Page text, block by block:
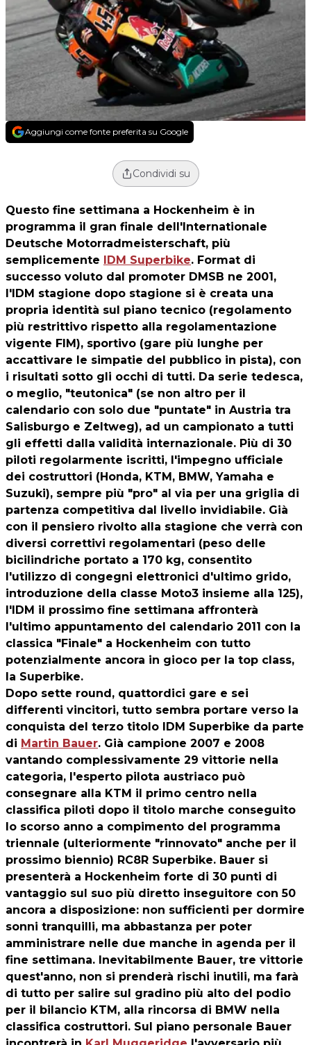
Aggiungi come fonte preferita su Google
Condividi su
Questo fine settimana a Hockenheim è in
programma il gran finale dell'Internationale
Deutsche Motorradmeisterschaft, più
semplicemente
IDM Superbike. Format di
successo voluto dal promoter DMSB ne 2001,
l'IDM stagione dopo stagione si è creata una
propria identità sul piano tecnico (regolamento
più restrittivo rispetto alla regolamentazione
vigente FIM), sportivo (gare più lunghe per
accattivare le simpatie del pubblico in pista), con
i risultati sotto gli occhi di tutti. Da serie tedesca,
o meglio, "teutonica" (se non altro per il
calendario con solo due "puntate" in Austria tra
Salisburgo e Zeltweg), ad un campionato a tutti
gli effetti dalla validità internazionale. Più di 30
piloti regolarmente iscritti, l'impegno ufficiale
dei costruttori (Honda, KTM, BMW, Yamaha e
Suzuki), sempre più "pro" al via per una griglia di
partenza competitiva dal livello invidiabile. Già
con il pensiero rivolto alla stagione che verrà con
diversi correttivi regolamentari (peso delle
bicilindriche portato a 170 kg, consentito
l'utilizzo di congegni elettronici d'ultimo grido,
introduzione della classe Moto3 insieme alla 125),
l'IDM il prossimo fine settimana affronterà
l'ultimo appuntamento del calendario 2011 con la
classica "Finale" a Hockenheim con tutto
potenzialmente ancora in gioco per la top class,
la Superbike.
Dopo sette round, quattordici gare e sei
differenti vincitori, tutto sembra portare verso la
conquista del terzo titolo IDM Superbike da parte
di Martin Bauer. Già campione 2007 e 2008
vantando complessivamente 29 vittorie nella
categoria, l'esperto pilota austriaco può
consegnare alla KTM il primo centro nella
classifica piloti dopo il titolo marche conseguito
lo scorso anno a compimento del programma
triennale (ulteriormente "rinnovato" anche per il
prossimo biennio) RC8R Superbike. Bauer si
presenterà a Hockenheim forte di 30 punti di
vantaggio sul suo più diretto inseguitore con 50
ancora a disposizione: non sufficienti per dormire
sonni tranquilli, ma abbastanza per poter
amministrare nelle due manche in agenda per il
fine settimana. Inevitabilmente Bauer, tre vittorie
quest'anno, non si prenderà rischi inutili, ma farà
di tutto per salire sul gradino più alto del podio
per il bilancio KTM, alla rincorsa di BMW nella
classifica costruttori. Sul piano personale Bauer